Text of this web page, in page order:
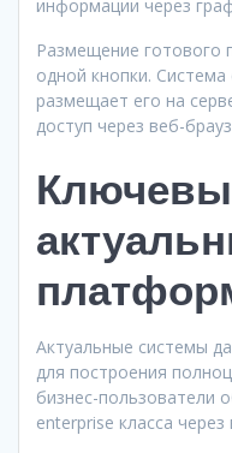
информации через
Размещение готового
одной кнопки.
размещает его на
доступ через веб-
Актуальные системы
для построения
бизнес-пользователи
enterprise класса